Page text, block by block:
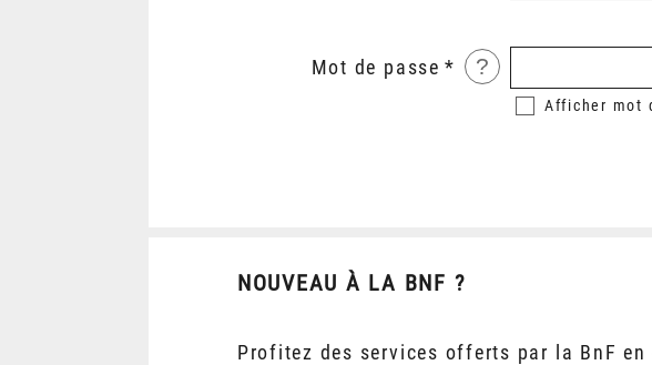
Mot de passe ?
Afficher mot
NOUVEAU À LA BNF ?
Profitez des services offerts par la BnF